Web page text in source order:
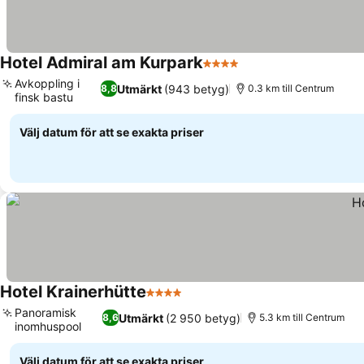
Hotel Admiral am Kurpark4 Stjärnor
8,8Utmärkt (943 betyg)
Avkoppling i
finsk bastu
0.3 km till Centrum
Välj datum för att se exakta priser
Hotel Krainerhütte4 Stjärnor
8,6Utmärkt (2 950 betyg)
Panoramisk
inomhuspool
5.3 km till Centrum
Välj datum för att se exakta priser